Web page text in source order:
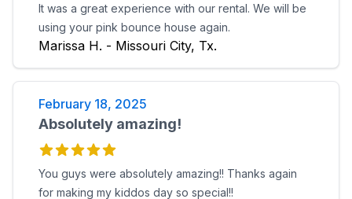
It was a great experience with our rental. We will be
using your pink bounce house again.
Marissa H. - Missouri City, Tx.
February 18, 2025
Absolutely amazing!
You guys were absolutely amazing!! Thanks again
for making my kiddos day so special!!